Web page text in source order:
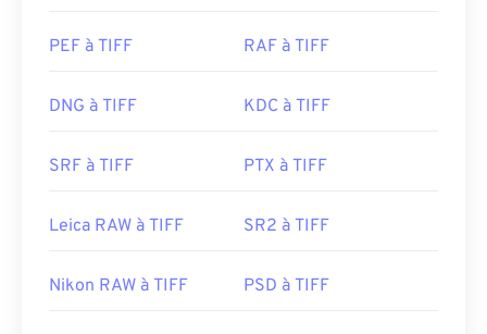
PEF à TIFF RAF à TIFF
DNG à TIFF KDC à TIFF
SRF à TIFF PTX à TIFF
Leica RAW à TIFF SR2 à TIFF
Nikon RAW à TIFF PSD à TIFF